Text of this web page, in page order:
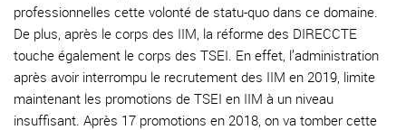
professionnelles cette volonté de statu-quo dans ce domaine.
De plus, après le corps des IIM, la réforme des DIRECCTE
touche également le corps des TSEI. En effet, l’administration
après avoir interrompu le recrutement des IIM en 2019, limite
maintenant les promotions de TSEI en IIM à un niveau
insuffisant. Après 17 promotions en 2018, on va tomber cette